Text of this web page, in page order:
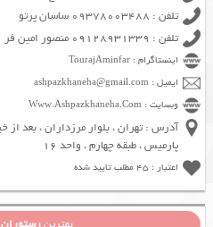
تلفن : 09378003488 ساسان پرتو
تلفن : 09128931339 منصور امین فر
اینستاگرام : TourajAminfar
ایمیل : ashpazkhaneha@gmail.com
وبسایت : Www.Ashpazkhaneha.Com
پارمیس ، طبقه چهارم ، واحد 16
اعتبار : 45 مطلب تایید شده